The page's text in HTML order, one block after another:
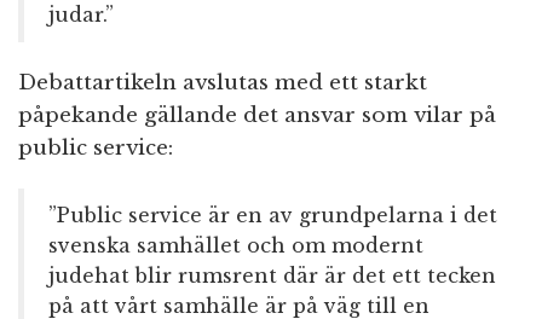
judar.”
Debattartikeln avslutas med ett starkt
påpekande gällande det ansvar som vilar på
public service:
”Public service är en av grundpelarna i det
svenska samhället och om modernt
judehat blir rumsrent där är det ett tecken
på att vårt samhälle är på väg till en